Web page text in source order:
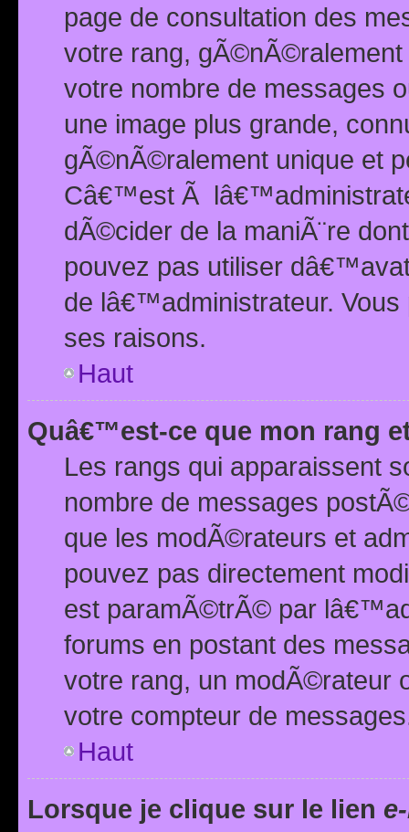
page de consultation des
votre rang,
votre nombre de messages
une image plus grande,
gÃ©nÃ©ralement unique et
Câ€™est Ã
dÃ©cider de la maniÃ¨re
pouvez pas utiliser
de lâ€™administrateur.
ses raisons.
Haut
Quâ€™est-ce que mon rang
Les rangs qui apparaissent
nombre de messages
que les modÃ©rateurs et
pouvez pas directement
est paramÃ©trÃ© par
forums en postant des
votre rang, un modÃ©rateur
votre compteur de
Haut
Lorsque je clique sur le lien